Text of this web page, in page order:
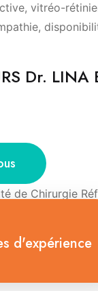
vitréo-
Dr. LINA
de Chirurgie
de Chirurgie
et de
Contactologie.
d'expérience